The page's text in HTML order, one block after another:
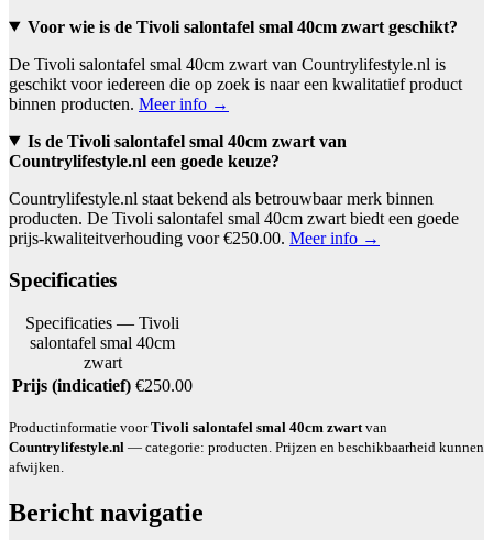
Voor wie is de Tivoli salontafel smal 40cm zwart geschikt?
De Tivoli salontafel smal 40cm zwart van Countrylifestyle.nl is
geschikt voor iedereen die op zoek is naar een kwalitatief product
binnen producten. Meer info →
Is de Tivoli salontafel smal 40cm zwart van
Countrylifestyle.nl een goede keuze?
Countrylifestyle.nl staat bekend als betrouwbaar merk binnen
producten. De Tivoli salontafel smal 40cm zwart biedt een goede
prijs-kwaliteitverhouding voor €250.00. Meer info →
Specificaties
Specificaties — Tivoli
salontafel smal 40cm
zwart
Prijs (indicatief) €250.00
Productinformatie voorTivoli salontafel smal 40cm zwartvan
Countrylifestyle.nl — categorie: producten. Prijzen en beschikbaarheid kunnen
afwijken.
Bericht navigatie